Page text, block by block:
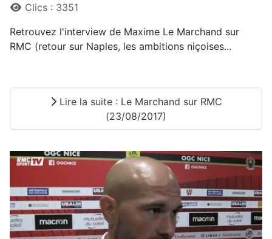
Clics : 3351
Retrouvez l'interview de Maxime Le Marchand sur
RMC (retour sur Naples, les ambitions niçoises...
Lire la suite : Le Marchand sur RMC
(23/08/2017)